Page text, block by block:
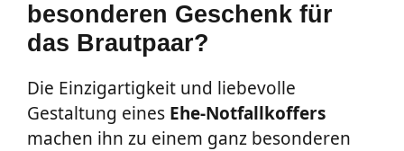
besonderen Geschenk für
das Brautpaar?
Die Einzigartigkeit und liebevolle
Gestaltung eines Ehe-Notfallkoffers
machen ihn zu einem ganz besonderen